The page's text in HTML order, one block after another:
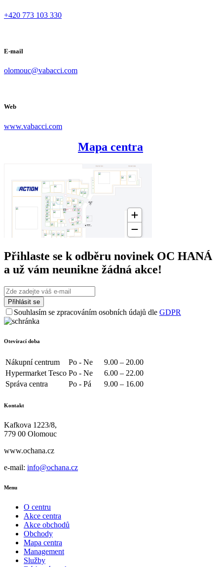
+420 773 103 330
E-mail
olomouc@vabacci.com
Web
www.vabacci.com
Mapa centra
Přihlaste se k odběru novinek OC HANÁ
a už vám neunikne žádná akce!
Souhlasím se zpracováním osobních údajů dle GDPR
Otevírací doba
Nákupní centrum Po - Ne
9.00 – 20.00
Hypermarket Tesco Po - Ne
6.00 – 22.00
Správa centra
Po - Pá 9.00 – 16.00
Kontakt
Kafkova 1223/8,
779 00 Olomouc
www.ochana.cz
e-mail: info@ochana.cz
Menu
O centru
Akce centra
Akce obchodů
Obchody
Mapa centra
Management
Služby